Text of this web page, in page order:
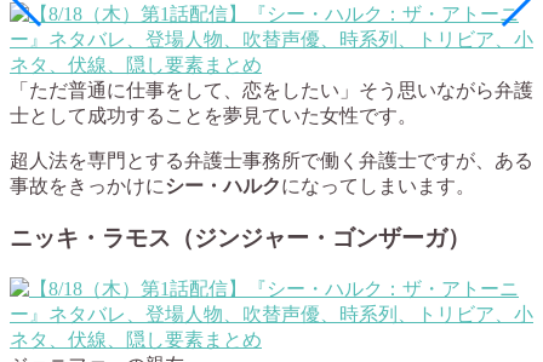
「ただ普通に仕事をして、恋をしたい」そう思いながら弁護
士として成功することを夢見ていた女性です。
超人法を専門とする弁護士事務所で働く弁護士ですが、ある
事故をきっかけにシー・ハルクになってしまいます。
ニッキ・ラモス（ジンジャー・ゴンザーガ）